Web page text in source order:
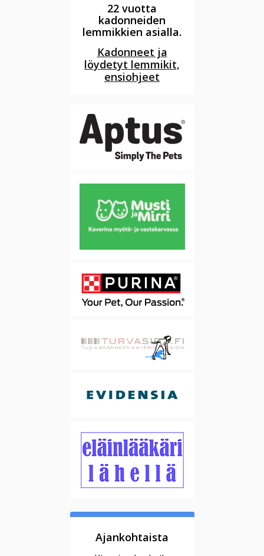
22 vuotta
kadonneiden
lemmikkien asialla.
Kadonneet ja
löydetyt lemmikit,
ensiohjeet
Ajankohtaista